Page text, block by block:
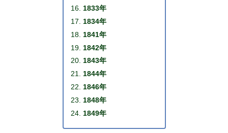
1833年
1834年
1841年
1842年
1843年
1844年
1846年
1848年
1849年